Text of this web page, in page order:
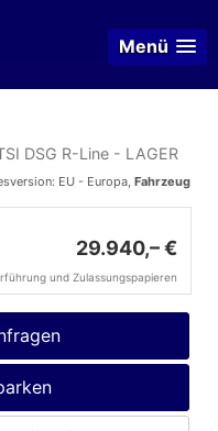
Menü
DSG R-Line - LAGER
EU - Europa, Fahrzeug
29.940,– €
und Zulassungspapieren